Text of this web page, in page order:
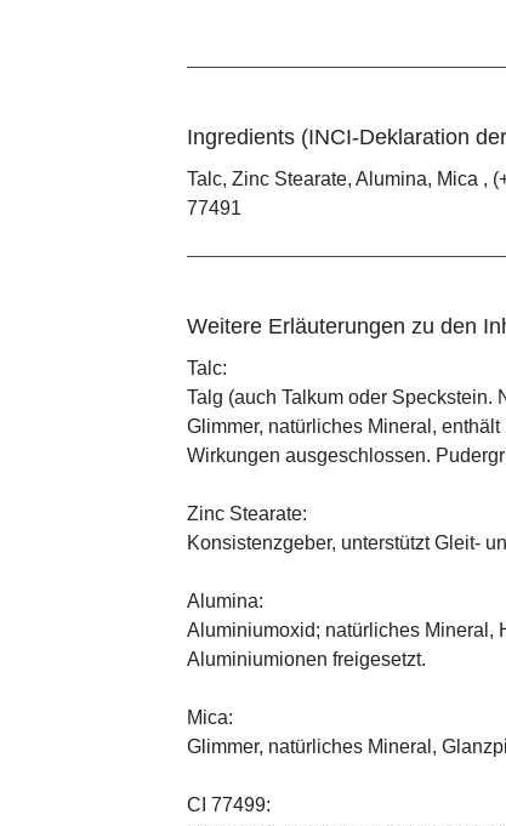
Ingredients (INCI-Deklaration
Talc, Zinc Stearate, Alumina, Mica ,
77491
Weitere Erläuterungen zu den
Talc:
Talg (auch Talkum oder Speckstein.
Glimmer, natürliches Mineral,
Wirkungen ausgeschlossen.
Zinc Stearate:
Konsistenzgeber, unterstützt Gleit-
Alumina:
Aluminiumoxid; natürliches Mineral,
Aluminiumionen freigesetzt.
Mica:
Glimmer, natürliches Mineral,
CI 77499: